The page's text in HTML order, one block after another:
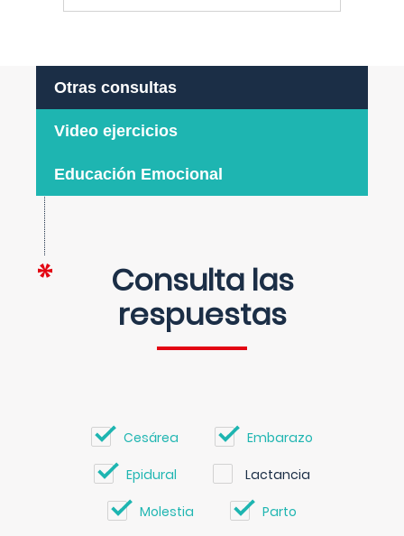
Otras consultas
Video ejercicios
Educación Emocional
Consulta las
respuestas
Cesárea Embarazo
Epidural Lactancia
Molestia Parto